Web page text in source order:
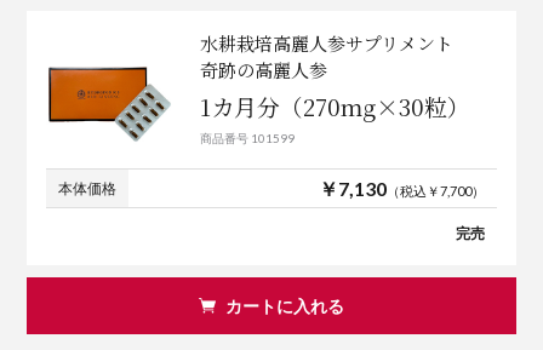
水耕栽培高麗人参サプリメント
奇跡の高麗人参
1カ月分（270mg×30粒）
商品番号 101599
本体価格 ￥7,130（税込￥7,700）
完売
カートに入れる